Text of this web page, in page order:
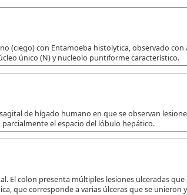
(ciego) con Entamoeba histolytica, observado con
único (N) y nucleolo puntiforme característico.
de hígado humano en que se observan
el espacio del lóbulo hepático.
El colon presenta múltiples lesiones ulceradas
que corresponde a varias úlceras que se unieron